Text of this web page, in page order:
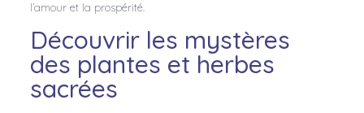
l’amour et la prospérité.
Découvrir les mystères
des plantes et herbes
sacrées